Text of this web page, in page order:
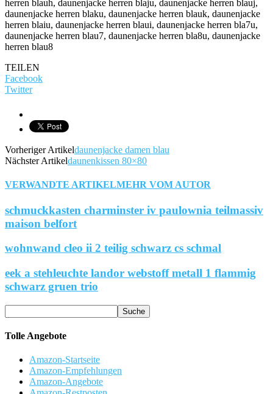
TEILEN
Facebook
Twitter
Vorheriger Artikeldaunenjacke damen blau
Nächster Artikeldaunenkissen 80×80
VERWANDTE ARTIKELMEHR VOM AUTOR
schmuckkasten charminster iv paulownia teilmassiv
maison belfort
wohnwand cleo ii 2 teilig schwarz cs schmal
eek a stehleuchte landor webstoff metall 1 flammig
schwarz gruen trio
Tolle Angebote
Amazon-Startseite
Amazon-Empfehlungen
Amazon-Angebote